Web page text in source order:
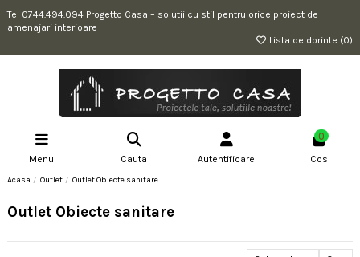
Tel 0744.494.094 Progetto Casa – solutii cu stil pentru orice proiect de
amenajari interioare
Lista de dorinte (0)
Menu Cauta Autentificare
0
Cos
Acasa Outlet Outlet Obiecte sanitare
Outlet Obiecte sanitare